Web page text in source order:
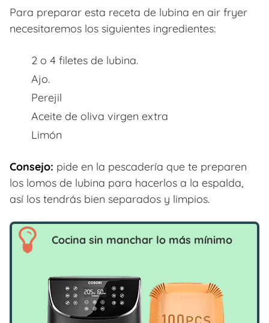
Para preparar esta receta de lubina en air fryer
necesitaremos los siguientes ingredientes:
2 o 4 filetes de lubina.
Ajo.
Perejil
Aceite de oliva virgen extra
Limón
Consejo: pide en la pescadería que te preparen
los lomos de lubina para hacerlos a la espalda,
así los tendrás bien separados y limpios.
Cocina sin manchar lo más mínimo